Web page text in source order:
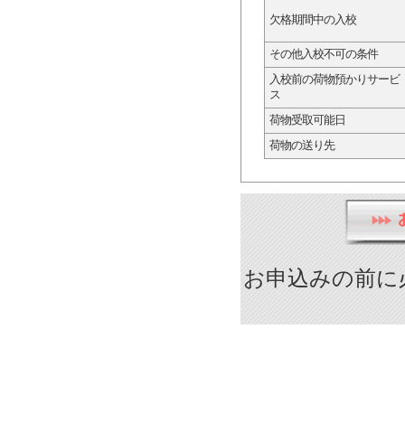
欠格期間中の入校
その他入校不可の条件
入校前の荷物預かりサービ
ス
荷物受取可能日
荷物の送り先
お申込みの前